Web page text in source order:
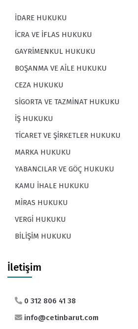
İDARE HUKUKU
İCRA VE İFLAS HUKUKU
GAYRİMENKUL HUKUKU
BOŞANMA VE AİLE HUKUKU
CEZA HUKUKU
SİGORTA VE TAZMİNAT HUKUKU
İŞ HUKUKU
TİCARET VE ŞİRKETLER HUKUKU
MARKA HUKUKU
YABANCILAR VE GÖÇ HUKUKU
KAMU İHALE HUKUKU
MİRAS HUKUKU
VERGİ HUKUKU
BİLİŞİM HUKUKU
İletişim
0 312 806 41 38
info@cetinbarut.com